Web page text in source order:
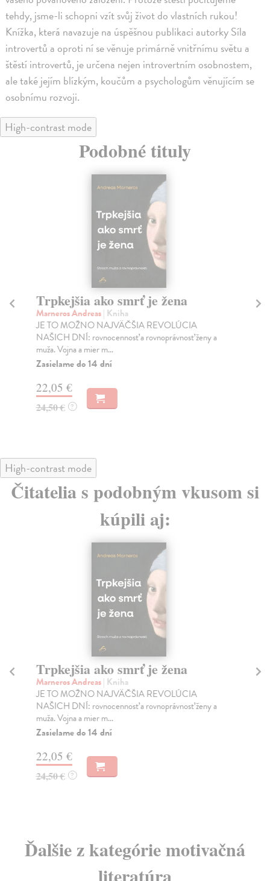
tehdy, jsme-li schopni vzít svůj život do vlastních rukou!
Knížka, která navazuje na úspěšnou publikaci autorky Síla
introvertů a oproti ní se věnuje primárně vnitřnímu světu a
štěstí introvertů, je určena nejen introvertním osobnostem,
ale také jejím blízkým, koučům a psychologům věnujícím se
osobnímu rozvoji.
High-contrast mode
Podobné tituly
Trpkejšia ako smrť je žena
Marneros Andreas| Kniha
JE TO MOŽNO NAJVÄČŠIA REVOLÚCIA
NAŠICH DNÍ: rovnocennosť a rovnoprávnosť ženy a
muža. Vojna a mier m...
Zasielame do 14 dní
22,05 €
24,50 € ?
High-contrast mode
Čitatelia s podobným vkusom si
kúpili aj:
Trpkejšia ako smrť je žena
Marneros Andreas| Kniha
JE TO MOŽNO NAJVÄČŠIA REVOLÚCIA
NAŠICH DNÍ: rovnocennosť a rovnoprávnosť ženy a
muža. Vojna a mier m...
Zasielame do 14 dní
22,05 €
24,50 € ?
Ďalšie z kategórie motivačná
literatúra